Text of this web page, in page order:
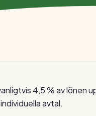
4,5 % av lönen
avtal.